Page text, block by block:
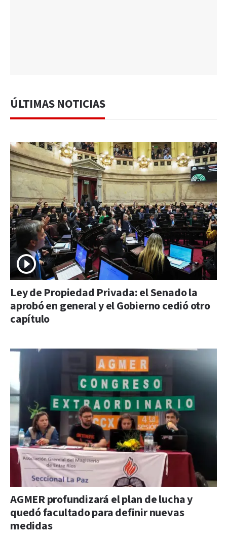
ÚLTIMAS NOTICIAS
Ley de Propiedad Privada: el Senado la
aprobó en general y el Gobierno cedió otro
capítulo
AGMER profundizará el plan de lucha y
quedó facultado para definir nuevas
medidas